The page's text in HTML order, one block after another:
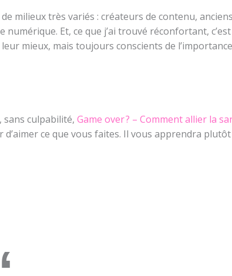
milieux très variés : créateurs de contenu,
Et, ce que j’ai trouvé réconfortant, c’est
mieux, mais toujours conscients de
culpabilité, Game over ? – Comment allier la
ce que vous faites. Il vous apprendra plutôt